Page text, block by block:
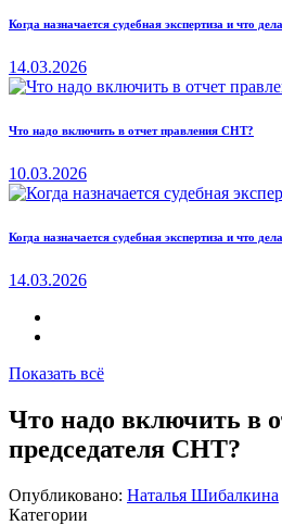
Когда назначается судебная экспертиза и что
14.03.2026
Что надо включить в отчет правления СНТ?
10.03.2026
Когда назначается судебная экспертиза и что
14.03.2026
Показать всё
Что надо включить в
председателя СНТ?
Опубликовано: Наталья Шибалкина
Категории